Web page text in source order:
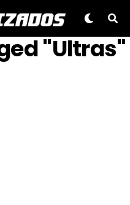
"Ultras"